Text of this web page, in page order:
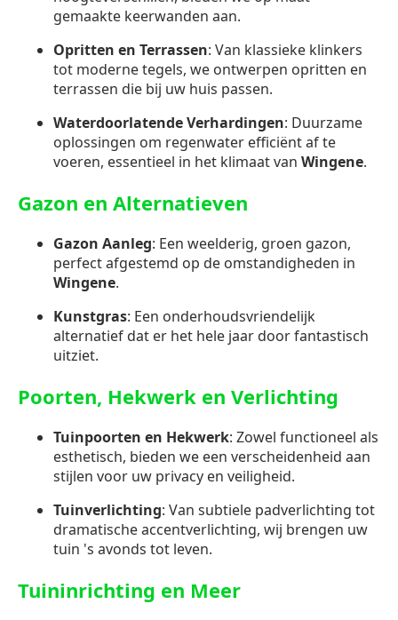
gemaakte keerwanden aan.
Opritten en Terrassen: Van klassieke klinkers
tot moderne tegels, we ontwerpen opritten en
terrassen die bij uw huis passen.
Waterdoorlatende Verhardingen: Duurzame
oplossingen om regenwater efficiënt af te
voeren, essentieel in het klimaat van Wingene.
Gazon en Alternatieven
Gazon Aanleg: Een weelderig, groen gazon,
perfect afgestemd op de omstandigheden in
Wingene.
Kunstgras: Een onderhoudsvriendelijk
alternatief dat er het hele jaar door fantastisch
uitziet.
Poorten, Hekwerk en Verlichting
Tuinpoorten en Hekwerk: Zowel functioneel als
esthetisch, bieden we een verscheidenheid aan
stijlen voor uw privacy en veiligheid.
Tuinverlichting: Van subtiele padverlichting tot
dramatische accentverlichting, wij brengen uw
tuin 's avonds tot leven.
Tuininrichting en Meer